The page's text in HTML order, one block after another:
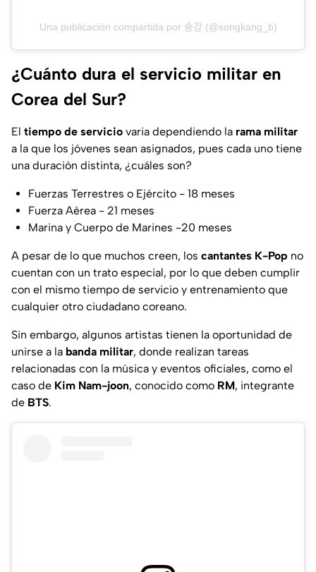
Una publicación compartida por 송강 (@songkang_b)
¿Cuánto dura el servicio militar en
Corea del Sur?
El tiempo de servicio varia dependiendo la rama militar
a la que los jóvenes sean asignados, pues cada uno tiene
una duración distinta, ¿cuáles son?
Fuerzas Terrestres o Ejército - 18 meses
Fuerza Aérea - 21 meses
Marina y Cuerpo de Marines -20 meses
A pesar de lo que muchos creen, los cantantes K-Pop no
cuentan con un trato especial, por lo que deben cumplir
con el mismo tiempo de servicio y entrenamiento que
cualquier otro ciudadano coreano.
Sin embargo, algunos artistas tienen la oportunidad de
unirse a la banda militar, donde realizan tareas
relacionadas con la música y eventos oficiales, como el
caso de Kim Nam-joon, conocido como RM, integrante
de BTS.